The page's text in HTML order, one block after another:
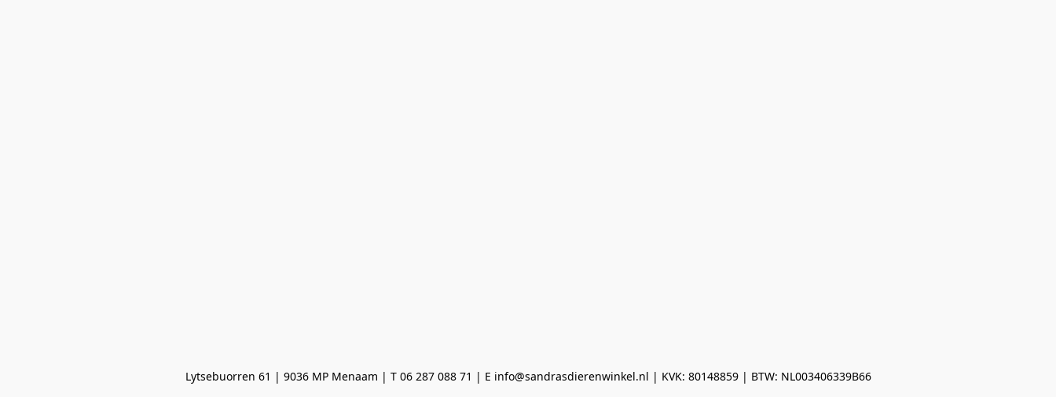
Lytsebuorren 61 | 9036 MP Menaam | T 06 287 088 71 | E info@sandrasdierenwinkel.nl | KVK: 80148859 | BTW: NL003406339B66